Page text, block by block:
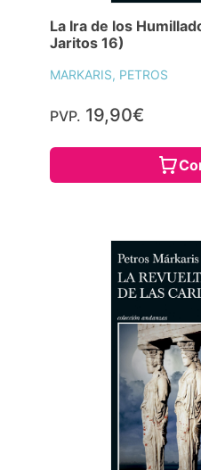
La Ira de los
Jaritos 16)
MARKARIS, PETROS
PVP. 19,90€